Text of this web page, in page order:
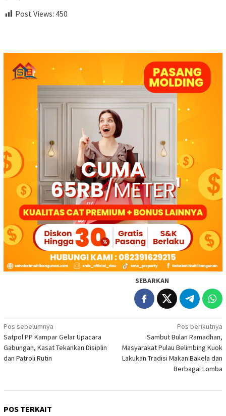
Post Views: 450
SEBARKAN
Navigasi
pos
Pos sebelumnya
Satpol PP Kampar Gelar Upacara
Gabungan, Kasat Tekankan Disiplin
dan Patroli Rutin
Pos berikutnya
Sambut Bulan Ramadhan,
Masyarakat Pulau Belimbing Kuok
Lakukan Tradisi Makan Bakela dan
Berbagai Lomba
POS TERKAIT